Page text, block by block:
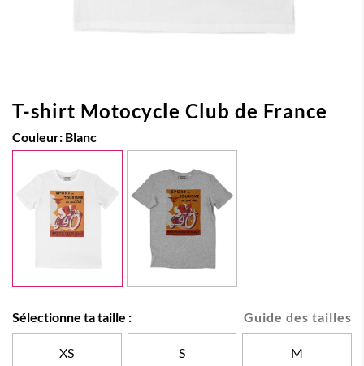
T-shirt Motocycle Club de France
Couleur: Blanc
Guide des tailles
Sélectionne ta taille :
XS S M